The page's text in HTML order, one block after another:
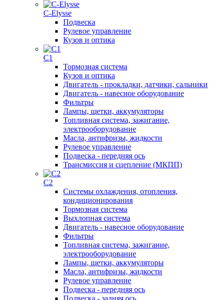
C-Elysse
Подвеска
Рулевое управление
Кузов и оптика
C1
Тормозная система
Кузов и оптика
Двигатель - прокладки, датчики, сальники
Двигатель - навесное оборудование
Фильтры
Лампы, щетки, аккумуляторы
Топливная система, зажигание,
электрооборудование
Масла, антифризы, жидкости
Рулевое управление
Подвеска - передняя ось
Трансмиссия и сцепление (МКПП)
C2
Системы охлаждения, отопления,
кондиционирования
Тормозная система
Выхлопная система
Двигатель - навесное оборудование
Фильтры
Топливная система, зажигание,
электрооборудование
Лампы, щетки, аккумуляторы
Масла, антифризы, жидкости
Рулевое управление
Подвеска - передняя ось
Подвеска - задняя ось